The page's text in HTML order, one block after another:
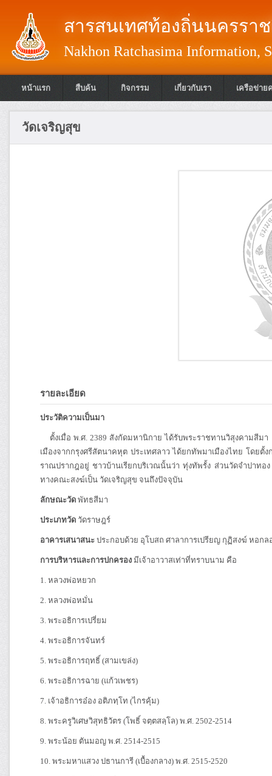
สารสนเทศท้องถิ่นนครรา
Nakhon Ratchasima Information,
หน้าแรก สืบค้น กิจกรรม เกี่ยวกับเรา เครือข่าย
วัดเจริญสุข
รายละเอียด
ประวัติความเป็นมา
ตั้งเมื่อ พ.ศ. 2389 สังกัดมหานิกาย ได้รับพระราชทานวิสุงคามสีมา
เมืองจากกรุงศรีสัตนาคหุต ประเทศลาว ได้ยกทัพมาเมืองไทย โด
ราณปรากฎอยู่ ชาวบ้านเรียกบริเวณนั้นว่า ทุ่งทัพรั้ง ส่วนวัดจำปาทอ
ทางคณะสงฆ์เป็น วัดเจริญสุข จนถึงปัจจุบัน
ลักษณะวัด พัทธสีมา
ประเภทวัด วัดราษฎร์
อาคารเสนาสนะ ประกอบด้วย อุโบสถ ศาลาการเปรียญ กุฏิสงฆ์ หอก
การบริหารและการปกครอง มีเจ้าอาวาสเท่าที่ทราบนาม คือ
1. หลวงพ่อหยวก
2. หลวงพ่อหมั่น
3. พระอธิการเปรี่ยม
4. พระอธิการจันทร์
5. พระอธิการฤทธิ์ (สามเขล่ง)
6. พระอธิการฉาย (แก้วเพชร)
7. เจ้าอธิการอ๋อง อติภทฺโท (ไกรคุ้ม)
8. พระครูวิเศษวิสุทธิวัตร (โพธิ์ จตฺตสลฺโล) พ.ศ. 2502-2514
9. พระน้อย ตันมอญ พ.ศ. 2514-2515
10. พระมหาแสวง ปธานการี (เบื้องกลาง) พ.ศ. 2515-2520